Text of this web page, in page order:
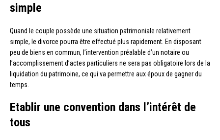
simple
Quand le couple possède une situation patrimoniale relativement
simple, le divorce pourra être effectué plus rapidement. En disposant
peu de biens en commun, l’intervention préalable d’un notaire ou
l’accomplissement d’actes particuliers ne sera pas obligatoire lors de la
liquidation du patrimoine, ce qui va permettre aux époux de gagner du
temps.
Etablir une convention dans l’intérêt de
tous